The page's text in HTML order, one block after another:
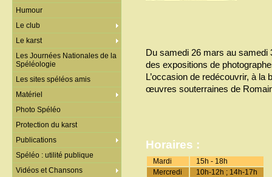
Du samedi 26 mars au samedi
des expositions de
L’occasion de redécouvrir, à
œuvres souterraines de
Horaires :
Mardi
15h - 18h
Mercredi
10h-12h ; 14h-17h
Humour
Le club
Le karst
Les Journées Nationales de la
Spéléologie
Les sites spéléos amis
Matériel
Photo Spéléo
Protection du karst
Publications
Spéléo : utilité publique
Vidéos et Chansons